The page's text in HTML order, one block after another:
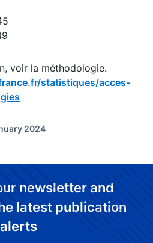
voir la méthodologie.
statistiques/acces-
2024
newsletter and
latest publication
alerts